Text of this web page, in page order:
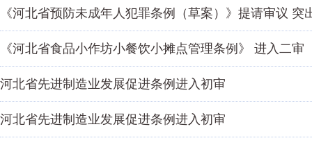
《河北省预防未成年人犯罪条例（草案）》提请审议
《河北省食品小作坊小餐饮小摊点管理条例》 进入二审
河北省先进制造业发展促进条例进入初审
河北省先进制造业发展促进条例进入初审